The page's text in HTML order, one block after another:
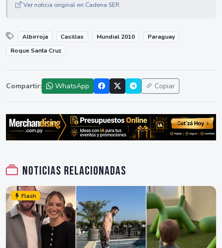
Ver noticia original en Cadena SER
Albirroja Casillas Mundial 2010
Paraguay
Roque Santa Cruz
Compartir: WhatsApp Copiar
Noticias relacionadas
Flash